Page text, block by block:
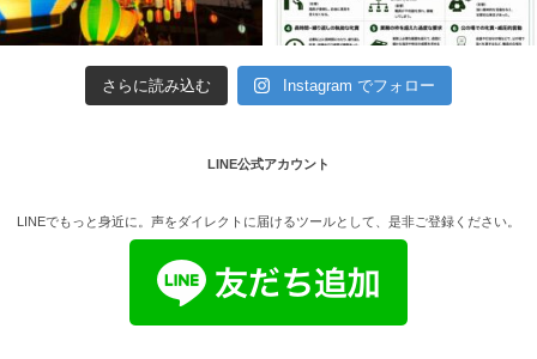
さらに読み込む Instagram でフォロー
LINE公式アカウント
LINEでもっと身近に。声をダイレクトに届けるツールとして、是非ご登録ください。